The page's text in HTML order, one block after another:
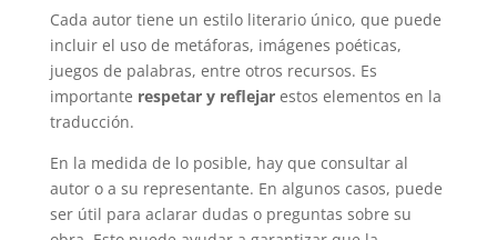
Cada autor tiene un estilo literario único, que puede
incluir el uso de metáforas, imágenes poéticas,
juegos de palabras, entre otros recursos. Es
importante respetar y reflejarestos elementos en la
traducción.
En la medida de lo posible, hay que consultar al
autor o a su representante. En algunos casos, puede
ser útil para aclarar dudas o preguntas sobre su